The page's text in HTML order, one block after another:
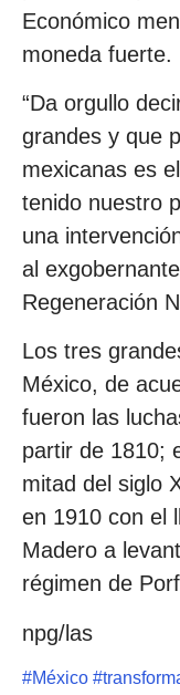
Económico
moneda fuerte.
“Da orgullo
grandes y que
mexicanas es
tenido nuestro
una
al
Regeneración
Los tres
México, de
fueron las
partir de 1810;
mitad del siglo
en 1910 con el
Madero a
régimen de
npg/las
#México #